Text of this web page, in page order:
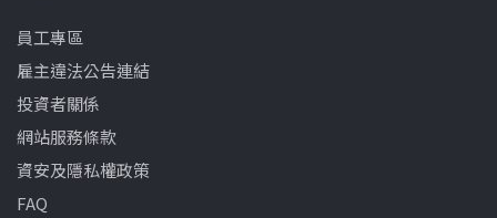
員工專區
雇主違法公告連結
投資者關係
網站服務條款
資安及隱私權政策
FAQ